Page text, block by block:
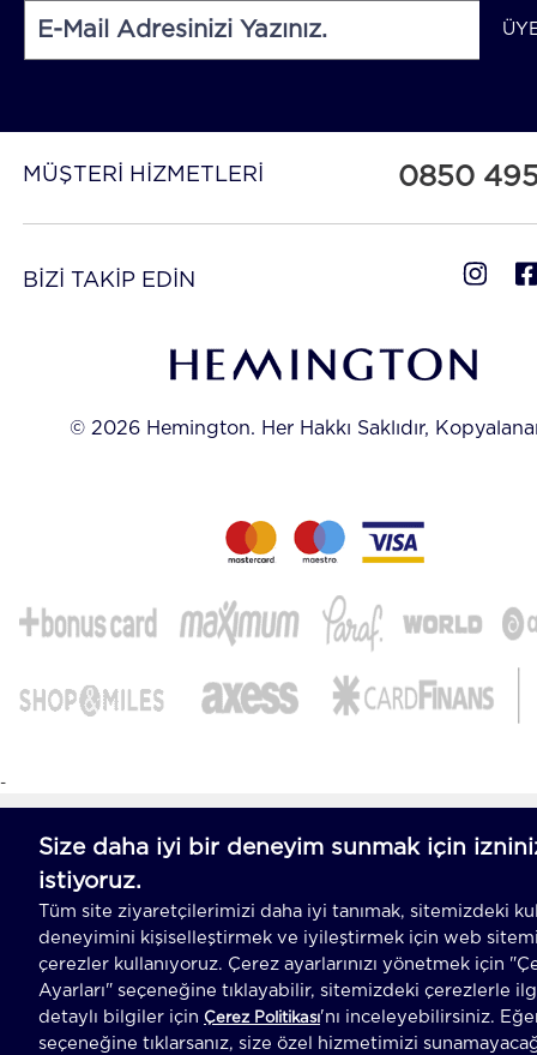
MÜŞTERİ HİZMETLERİ 0850
BİZİ TAKİP EDİN
© 2026 Hemington. Her Hakkı Saklıdır,
-